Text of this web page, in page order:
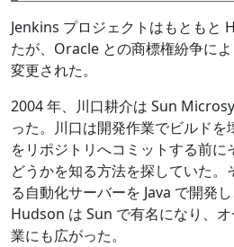
Jenkins プロジェクトはもともと
たが、Oracle との商標権紛争に
変更された。
2004 年、川口耕介は Sun
った。川口は開発作業でビルドを
をリポジトリへコミットする前
どうかを知る方法を探していた
る自動化サーバーを Java で開発
Hudson は Sun で有名になり、
業にも広がった。